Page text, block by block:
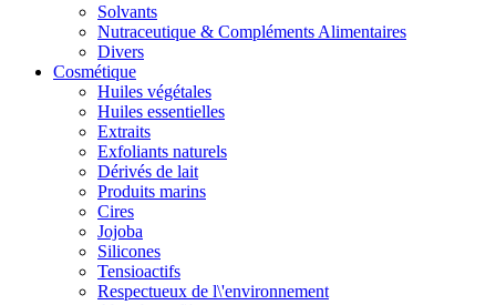
Solvants
Nutraceutique & Compléments Alimentaires
Divers
Cosmétique
Huiles végétales
Huiles essentielles
Extraits
Exfoliants naturels
Dérivés de lait
Produits marins
Cires
Jojoba
Silicones
Tensioactifs
Respectueux de l\'environnement